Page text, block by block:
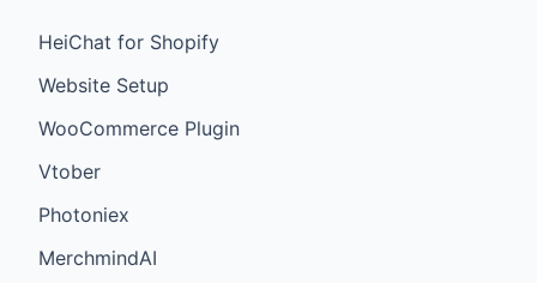
HeiChat for Shopify
Website Setup
WooCommerce Plugin
Vtober
Photoniex
MerchmindAI